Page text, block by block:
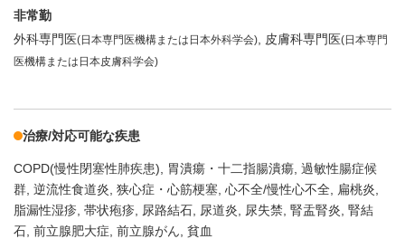
非常勤
外科専門医(日本専門医機構または日本外科学会) 皮膚科専門医(日本専門
医機構または日本皮膚科学会)
治療/対応可能な疾患
COPD(慢性閉塞性肺疾患) 胃潰瘍・十二指腸潰瘍 過敏性腸症候
群 逆流性食道炎 狭心症・心筋梗塞 心不全/慢性心不全
扁桃炎
脂漏性湿疹 帯状疱疹 尿路結石 尿道炎 尿失禁 腎盂腎炎 腎結
石 前立腺肥大症 前立腺がん 貧血